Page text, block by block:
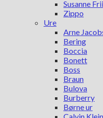
Susanne
Zippo
Ure
Arne
Bering
Boccia
Bonett
Boss
Braun
Bulova
Burberry
Børne ur